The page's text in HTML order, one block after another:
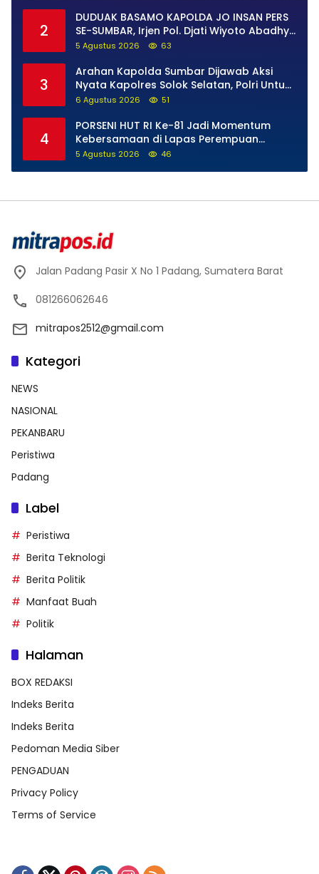
2
DUDUAK BASAMO KAPOLDA JO INSAN PERS
SE-SUMBAR, Irjen Pol. Djati Wiyoto Abadhy
Tegaskan Tak Ada Ruang bagi Pelanggar
5 Agustus 2026 63
3
Arahan Kapolda Sumbar Dijawab Aksi
Nyata Kapolres Solok Selatan, Polri Untuk
Masyarakat Bukan Sekadar Slogan
6 Agustus 2026 51
4
PORSENI HUT RI Ke-81 Jadi Momentum
Kebersamaan di Lapas Perempuan
Padang
5 Agustus 2026 46
Jalan Padang Pasir X No 1 Padang, Sumatera Barat
081266062646
mitrapos2512@gmail.com
Kategori
NEWS
NASIONAL
PEKANBARU
Peristiwa
Padang
Label
Peristiwa
Berita Teknologi
Berita Politik
Manfaat Buah
Politik
Halaman
BOX REDAKSI
Indeks Berita
Indeks Berita
Pedoman Media Siber
PENGADUAN
Privacy Policy
Terms of Service